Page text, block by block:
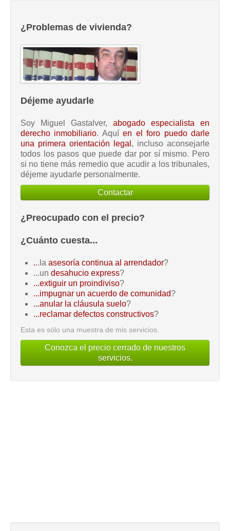
¿Problemas de vivienda?
Déjeme ayudarle
Soy Miguel Gastalver, abogado especialista en
derecho inmobiliario. Aquíen el foro puedo darle
una primera orientación legal , incluso aconsejarle
todos los pasos que puede dar por sí mismo. Pero
si no tiene más remedio que acudir a los tribunales,
déjeme ayudarle personalmente.
Contactar
¿Preocupado con el precio?
¿Cuánto cuesta...
...la asesoría continua al arrendador?
...un desahucio express?
...extiguir un proindiviso?
...impugnar un acuerdo de comunidad?
...anular la cláusula suelo?
...reclamar defectos constructivos?
Esta es sólo una muestra de mis servicios.
Conozca el precio cerrado de nuestros
servicios.